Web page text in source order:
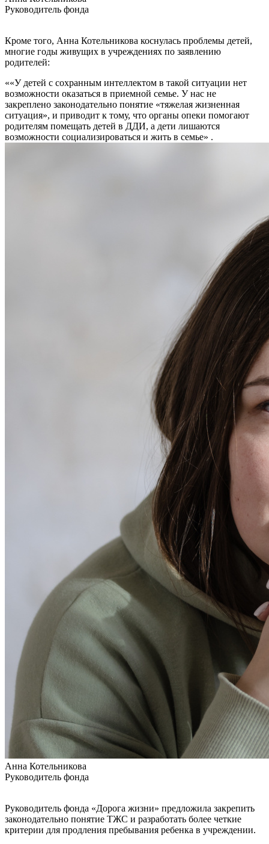
Руководитель фонда
Кроме того, Анна Котельникова коснулась проблемы детей,
многие годы живущих в учреждениях по заявлению
родителей:
««У детей с сохранным интеллектом в такой ситуации нет
возможности оказаться в приемной семье. У нас не
закреплено законодательно понятие «тяжелая жизненная
ситуация», и приводит к тому, что органы опеки помогают
родителям помещать детей в ДДИ, а дети лишаются
возможности социализироваться и жить в семье» .
Анна Котельникова
Руководитель фонда
Руководитель фонда «Дорога жизни» предложила закрепить
законодательно понятие ТЖС и разработать более четкие
критерии для продления пребывания ребенка в учреждении.